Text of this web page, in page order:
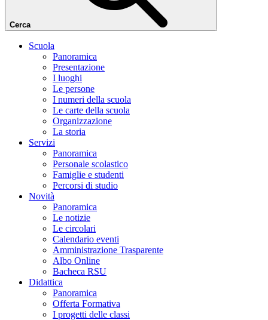
Cerca
Scuola
Panoramica
Presentazione
I luoghi
Le persone
I numeri della scuola
Le carte della scuola
Organizzazione
La storia
Servizi
Panoramica
Personale scolastico
Famiglie e studenti
Percorsi di studio
Novità
Panoramica
Le notizie
Le circolari
Calendario eventi
Amministrazione Trasparente
Albo Online
Bacheca RSU
Didattica
Panoramica
Offerta Formativa
I progetti delle classi